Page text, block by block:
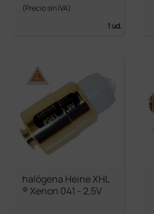
(Precio sin IVA)
1 ud.
halógena Heine XHL
® Xenon 041 - 2,5V